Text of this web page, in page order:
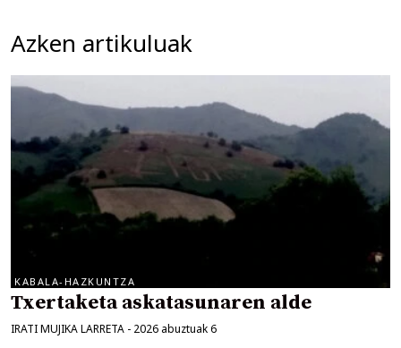
Azken artikuluak
KABALA-HAZKUNTZA
Txertaketa askatasunaren alde
IRATI MUJIKA LARRETA - 2026 abuztuak 6